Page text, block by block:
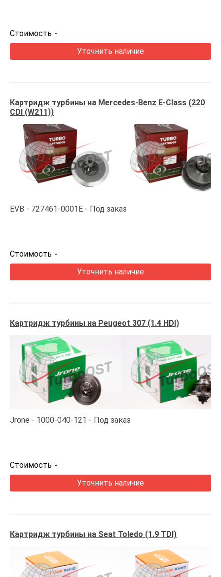
Стоимость -
Уточнить наличие
Картридж турбины на Mercedes-Benz E-Class (220
CDI (W211))
EVB 727461-0001E Под заказ
Стоимость -
Уточнить наличие
Картридж турбины на Peugeot 307 (1.4 HDI)
Jrone 1000-040-121 Под заказ
Стоимость -
Уточнить наличие
Картридж турбины на Seat Toledo (1.9 TDI)